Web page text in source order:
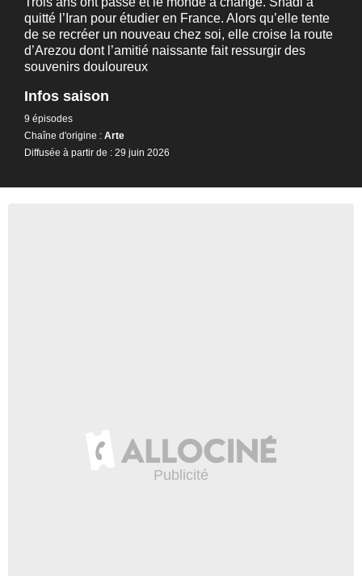
quitté l’Iran pour étudier en France. Alors qu’elle tente
de se recréer un nouveau chez soi, elle croise la route
d’Arezou dont l’amitié naissante fait ressurgir des
souvenirs douloureux
Infos saison
9 épisodes
Chaîne d'origine : Arte
Diffusée à partir de : 29 juin 2026